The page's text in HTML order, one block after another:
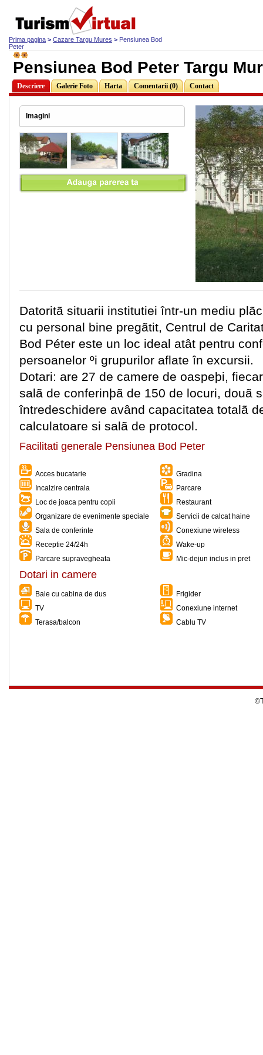
Prima pagina > Cazare Targu Mures > Pensiunea Bod
Peter
Pensiunea Bod Peter Targu
Descriere Galerie Foto Harta Comentarii (0) Contact
Imagini
Datoritã situarii institutiei într-un mediu
cu personal bine pregãtit, Centrul de
Bod Péter este un loc ideal atât pentru
persoanelor ºi grupurilor aflate în excursii.
Dotari: are 27 de camere de oaspeþi,
salã de conferinþã de 150 de locuri, douã
întredeschidere având capacitatea totalã
calculatoare si salã de protocol.
Facilitati generale Pensiunea Bod Peter
Acces bucatarie
Gradina
Incalzire centrala
Parcare
Loc de joaca pentru copii
Restaurant
Organizare de evenimente speciale
Servicii de calcat haine
Sala de conferinte
Conexiune wireless
Receptie 24/24h
Wake-up
Parcare supravegheata
Mic-dejun inclus in pret
Dotari in camere
Baie cu cabina de dus
Frigider
TV
Conexiune internet
Terasa/balcon
Cablu TV